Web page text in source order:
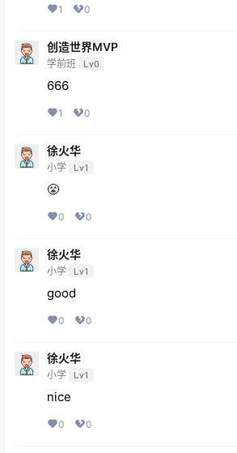
1 0
创造世界MVP
学前班 Lv0
666
1 0
徐火华
小学 Lv1
😤
0 0
徐火华
小学 Lv1
good
0 0
徐火华
小学 Lv1
nice
0 0